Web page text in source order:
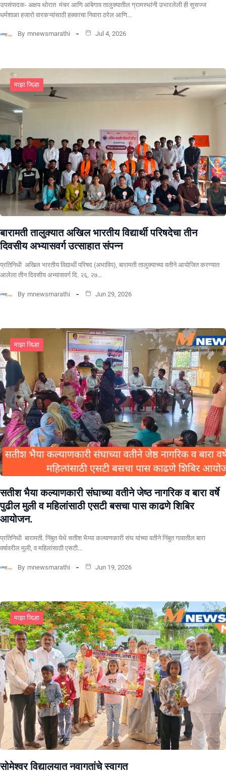
उपसंपादक- अक्षय थोरात मंचर आणि आंबेगाव तालुक्यातील ग्रामस्थांनी उभारलेली ही सुसज्ज
धर्मशाळा हजारो वारकऱ्यांसाठी हक्काचा निवारा ठरेल आणि…
By mnewsmarathi Jul 4, 2026
माझा जिल्हा
बारामती तालुक्यात अखिल भारतीय विद्यार्थी परिषदेचा तीन
दिवसीय अभ्यासवर्ग उत्साहात संपन्न
प्रतिनिधी अखिल भारतीय विद्यार्थी परिषद (अभाविप), बारामती तालुक्याच्या वतीने आयोजित करण्यात
आलेला तीन दिवसीय अभ्यासवर्ग दि. २६, २७…
By mnewsmarathi Jun 29, 2026
माझा जिल्हा
सतीश भैया कल्याणकारी संघाच्या वतीने जेष्ठ नागरिक व बारा वर्षे
पुढील मुली व महिलांसाठी एसटी बसचा पास काढणे शिबिर
आयोजन.
प्रतिनिधी बारामती. निंबुत येथे सतीश भैय्या कल्याणकारी संघ यांच्या वतीने निंबुत गावातील बारा
वर्षावरील मुली, व महिलांसाठी एसटी…
By mnewsmarathi Jun 19, 2026
माझा जिल्हा
सोमेश्वर विद्यालयात नवागतांचे स्वागत